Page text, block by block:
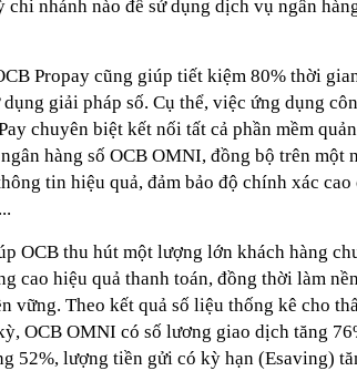
nhánh nào để sử dụng dịch vụ ngân
Propay cũng giúp tiết kiệm 80% thời
giải pháp số. Cụ thể, việc ứng dụng
chuyên biệt kết nối tất cả phần mềm
hàng số OCB OMNI, đồng bộ trên một
tin hiệu quả, đảm bảo độ chính xác cao
OCB thu hút một lượng lớn khách hàng
cao hiệu quả thanh toán, đồng thời làm
vững. Theo kết quả số liệu thống kê cho
OCB OMNI có số lương giao dịch tăng
52%, lượng tiền gửi có kỳ hạn (Esaving)